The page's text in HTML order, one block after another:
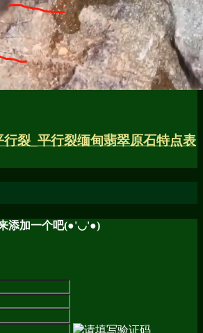
裂_平行裂缅甸翡翠原石特点表
添加一个吧(●'◡'●)